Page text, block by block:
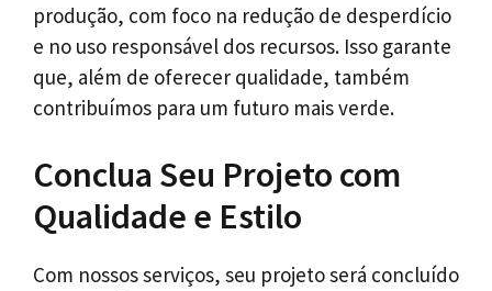
produção, com foco na redução de desperdício
e no uso responsável dos recursos. Isso garante
que, além de oferecer qualidade, também
contribuímos para um futuro mais verde.
Conclua Seu Projeto com
Qualidade e Estilo
Com nossos serviços, seu projeto será concluído